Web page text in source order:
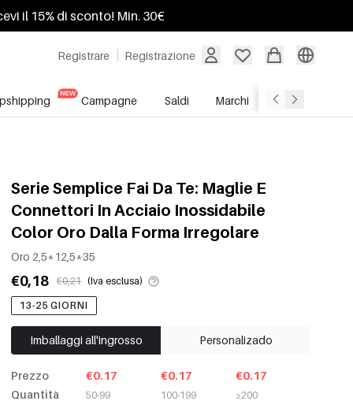
il 15% di sconto! Min. 30€
Registrare Registrazione
Campagne Saldi Marchi Servizio
Serie Semplice Fai Da Te: Maglie E
Connettori In Acciaio Inossidabile
Color Oro Dalla Forma Irregolare
Oro 2,5*12,5*35
€0,18 €0,21 (Iva esclusa)
13-25 GIORNI
Imballaggi all'ingrosso Personalizado
Prezzo
Quantità
€0.17
50-99
€0.17
100-199
€0.17
≥200